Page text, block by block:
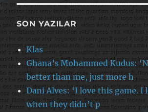
SON YAZILAR
Klas
Ghana’s Mohammed Kudus:
better than me, just more h
Dani Alves: ‘I love this game. I
when they didn’t p